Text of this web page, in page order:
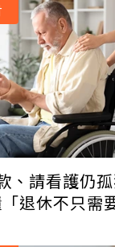
、請看護仍
退休不只需